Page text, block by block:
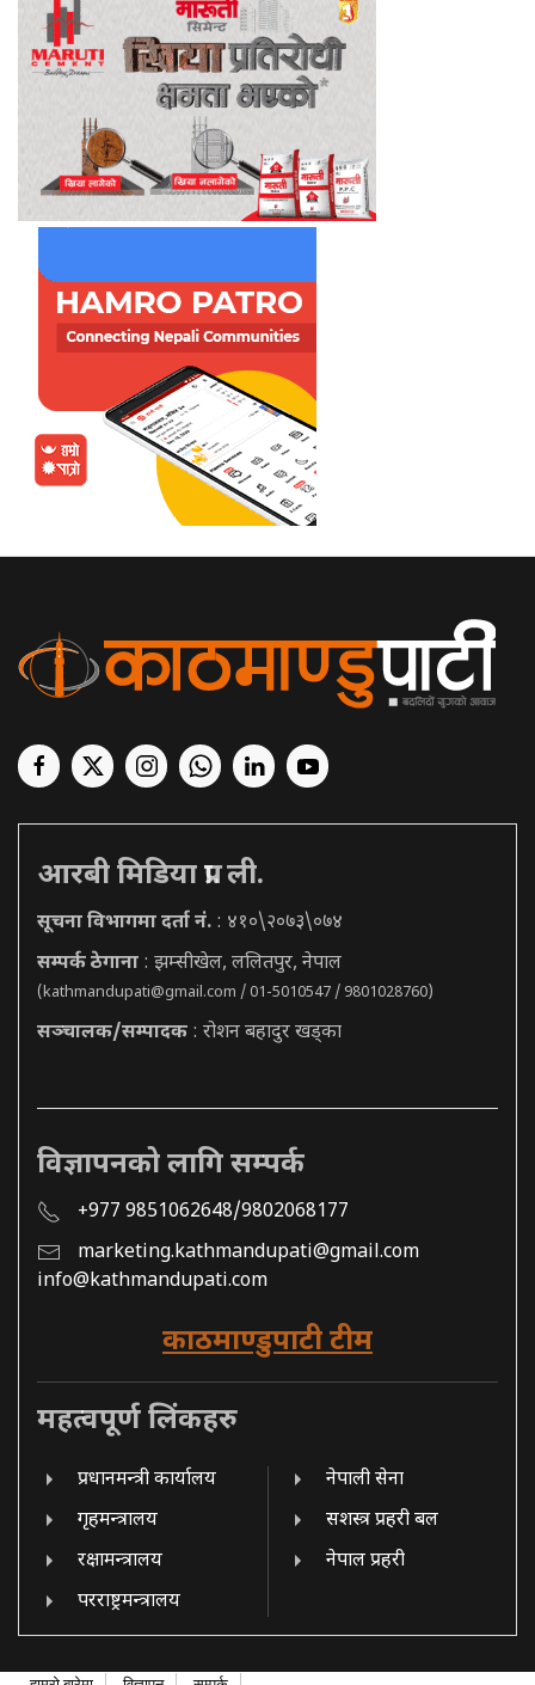
आरबी मिडिया प्रा. ली.
सूचना विभागमा दर्ता नं. : ४१०\२०७३\०७४
सम्पर्क ठेगाना : झम्सीखेल, ललितपुर, नेपाल
(kathmandupati@gmail.com / 01-5010547 / 9801028760)
सञ्चालक/सम्पादक : रोशन बहादुर खड्का
विज्ञापनको लागि सम्पर्क
+977 9851062648/9802068177
marketing.kathmandupati@gmail.com
info@kathmandupati.com
काठमाण्डुपाटी टीम
महत्वपूर्ण लिंकहरु
प्रधानमन्त्री कार्यालय
गृहमन्त्रालय
रक्षामन्त्रालय
परराष्ट्रमन्त्रालय
नेपाली सेना
सशस्त्र प्रहरी बल
नेपाल प्रहरी